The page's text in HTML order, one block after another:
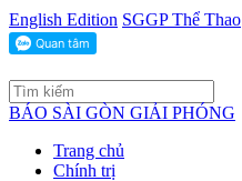
English Edition SGGP Thể Thao
BÁO SÀI GÒN GIẢI PHÓNG
Trang chủ
Chính trị